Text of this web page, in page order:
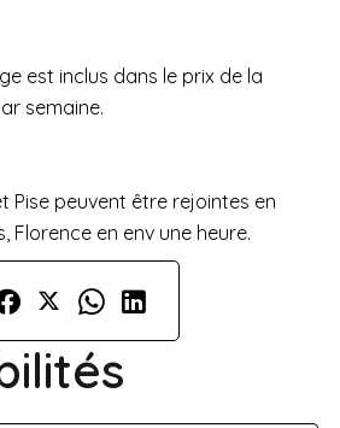
est inclus dans le prix de la
semaine.
Pise peuvent être rejointes en
Florence en env une heure.